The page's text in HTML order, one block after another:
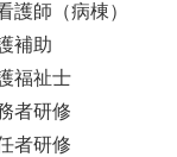
護師（病棟）
補助
福祉士
者研修
者研修